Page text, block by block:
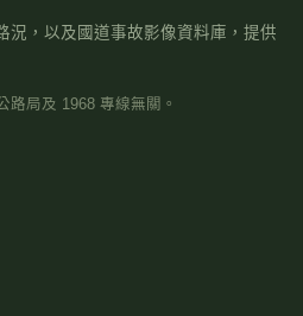
況，以及國道事故影像資料庫，提供
路局及 1968 專線無關。